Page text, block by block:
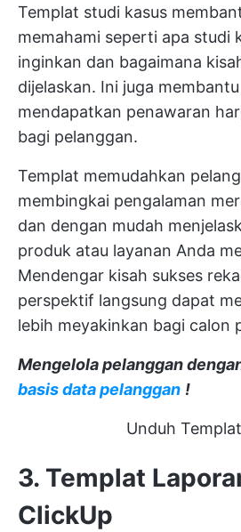
Templat studi kasus
memahami seperti apa studi
inginkan dan bagaimana
dijelaskan. Ini juga
mendapatkan penawaran
bagi pelanggan.
Templat memudahkan
membingkai pengalaman
dan dengan mudah
produk atau layanan Anda
Mendengar kisah sukses
perspektif langsung dapat
lebih meyakinkan bagi calon
Mengelola pelanggan
basis data pelanggan !
Unduh
3. Templat
ClickUp